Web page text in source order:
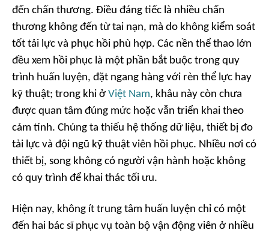
đến chấn thương. Điều đáng tiếc là nhiều chấn
thương không đến từ tai nạn, mà do không kiểm soát
tốt tải lực và phục hồi phù hợp. Các nền thể thao lớn
đều xem hồi phục là một phần bắt buộc trong quy
trình huấn luyện, đặt ngang hàng với rèn thể lực hay
kỹ thuật; trong khi ở Việt Nam, khâu này còn chưa
được quan tâm đúng mức hoặc vẫn triển khai theo
cảm tính. Chúng ta thiếu hệ thống dữ liệu, thiết bị đo
tải lực và đội ngũ kỹ thuật viên hồi phục. Nhiều nơi có
thiết bị, song không có người vận hành hoặc không
có quy trình để khai thác tối ưu.
Hiện nay, không ít trung tâm huấn luyện chỉ có một
đến hai bác sĩ phục vụ toàn bộ vận động viên ở nhiều